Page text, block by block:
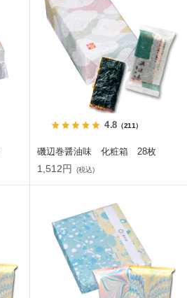
4.8 （211）
磯辺巻醤油味 化粧箱 28枚
1,512円 (税込)